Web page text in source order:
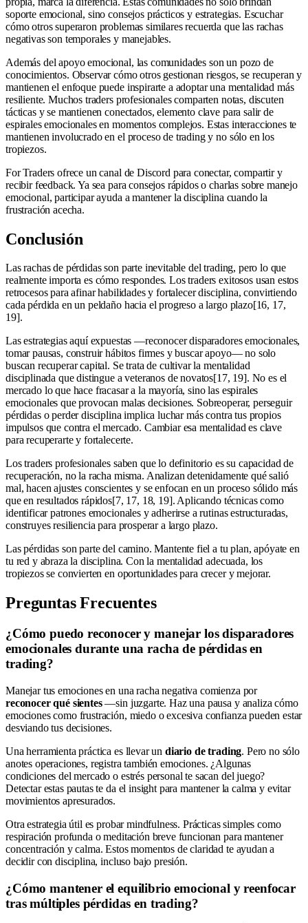
soporte emocional, sino consejos prácticos y estrategias. Escuchar
cómo otros superaron problemas similares recuerda que las rachas
negativas son temporales y manejables.
Además del apoyo emocional, las comunidades son un pozo de
conocimientos. Observar cómo otros gestionan riesgos, se recuperan y
mantienen el enfoque puede inspirarte a adoptar una mentalidad más
resiliente. Muchos traders profesionales comparten notas, discuten
tácticas y se mantienen conectados, elemento clave para salir de
espirales emocionales en momentos complejos. Estas interacciones te
mantienen involucrado en el proceso de trading y no sólo en los
tropiezos.
For Traders ofrece un canal de Discord para conectar, compartir y
recibir feedback. Ya sea para consejos rápidos o charlas sobre manejo
emocional, participar ayuda a mantener la disciplina cuando la
frustración acecha.
Conclusión
Las rachas de pérdidas son parte inevitable del trading, pero lo que
realmente importa es cómo respondes. Los traders exitosos usan estos
retrocesos para afinar habilidades y fortalecer disciplina, convirtiendo
cada pérdida en un peldaño hacia el progreso a largo plazo[16, 17,
19].
Las estrategias aquí expuestas —reconocer disparadores emocionales,
tomar pausas, construir hábitos firmes y buscar apoyo— no solo
buscan recuperar capital. Se trata de cultivar la mentalidad
disciplinada que distingue a veteranos de novatos[17, 19]. No es el
mercado lo que hace fracasar a la mayoría, sino las espirales
emocionales que provocan malas decisiones. Sobreoperar, perseguir
pérdidas o perder disciplina implica luchar más contra tus propios
impulsos que contra el mercado. Cambiar esa mentalidad es clave
para recuperarte y fortalecerte.
Los traders profesionales saben que lo definitorio es su capacidad de
recuperación, no la racha misma. Analizan detenidamente qué salió
mal, hacen ajustes conscientes y se enfocan en un proceso sólido más
que en resultados rápidos[7, 17, 18, 19]. Aplicando técnicas como
identificar patrones emocionales y adherirse a rutinas estructuradas,
construyes resiliencia para prosperar a largo plazo.
Las pérdidas son parte del camino. Mantente fiel a tu plan, apóyate en
tu red y abraza la disciplina. Con la mentalidad adecuada, los
tropiezos se convierten en oportunidades para crecer y mejorar.
Preguntas Frecuentes
¿Cómo puedo reconocer y manejar los disparadores
emocionales durante una racha de pérdidas en
trading?
Manejar tus emociones en una racha negativa comienza por
reconocer qué sientes—sin juzgarte. Haz una pausa y analiza cómo
emociones como frustración, miedo o excesiva confianza pueden estar
desviando tus decisiones.
Una herramienta práctica es llevar un diario de trading. Pero no sólo
anotes operaciones, registra también emociones. ¿Algunas
condiciones del mercado o estrés personal te sacan del juego?
Detectar estas pautas te da el insight para mantener la calma y evitar
movimientos apresurados.
Otra estrategia útil es probar mindfulness. Prácticas simples como
respiración profunda o meditación breve funcionan para mantener
concentración y calma. Estos momentos de claridad te ayudan a
decidir con disciplina, incluso bajo presión.
¿Cómo mantener el equilibrio emocional y reenfocar
tras múltiples pérdidas en trading?